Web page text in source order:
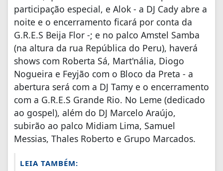
participação especial, e Alok - a DJ Cady abre a
noite e o encerramento ficará por conta da
G.R.E.S Beija Flor -; e no palco Amstel Samba
(na altura da rua República do Peru), haverá
shows com Roberta Sá, Mart'nália, Diogo
Nogueira e Feyjão com o Bloco da Preta - a
abertura será com a DJ Tamy e o encerramento
com a G.R.E.S Grande Rio. No Leme (dedicado
ao gospel), além do DJ Marcelo Araújo,
subirão ao palco Midiam Lima, Samuel
Messias, Thales Roberto e Grupo Marcados.
LEIA TAMBÉM: